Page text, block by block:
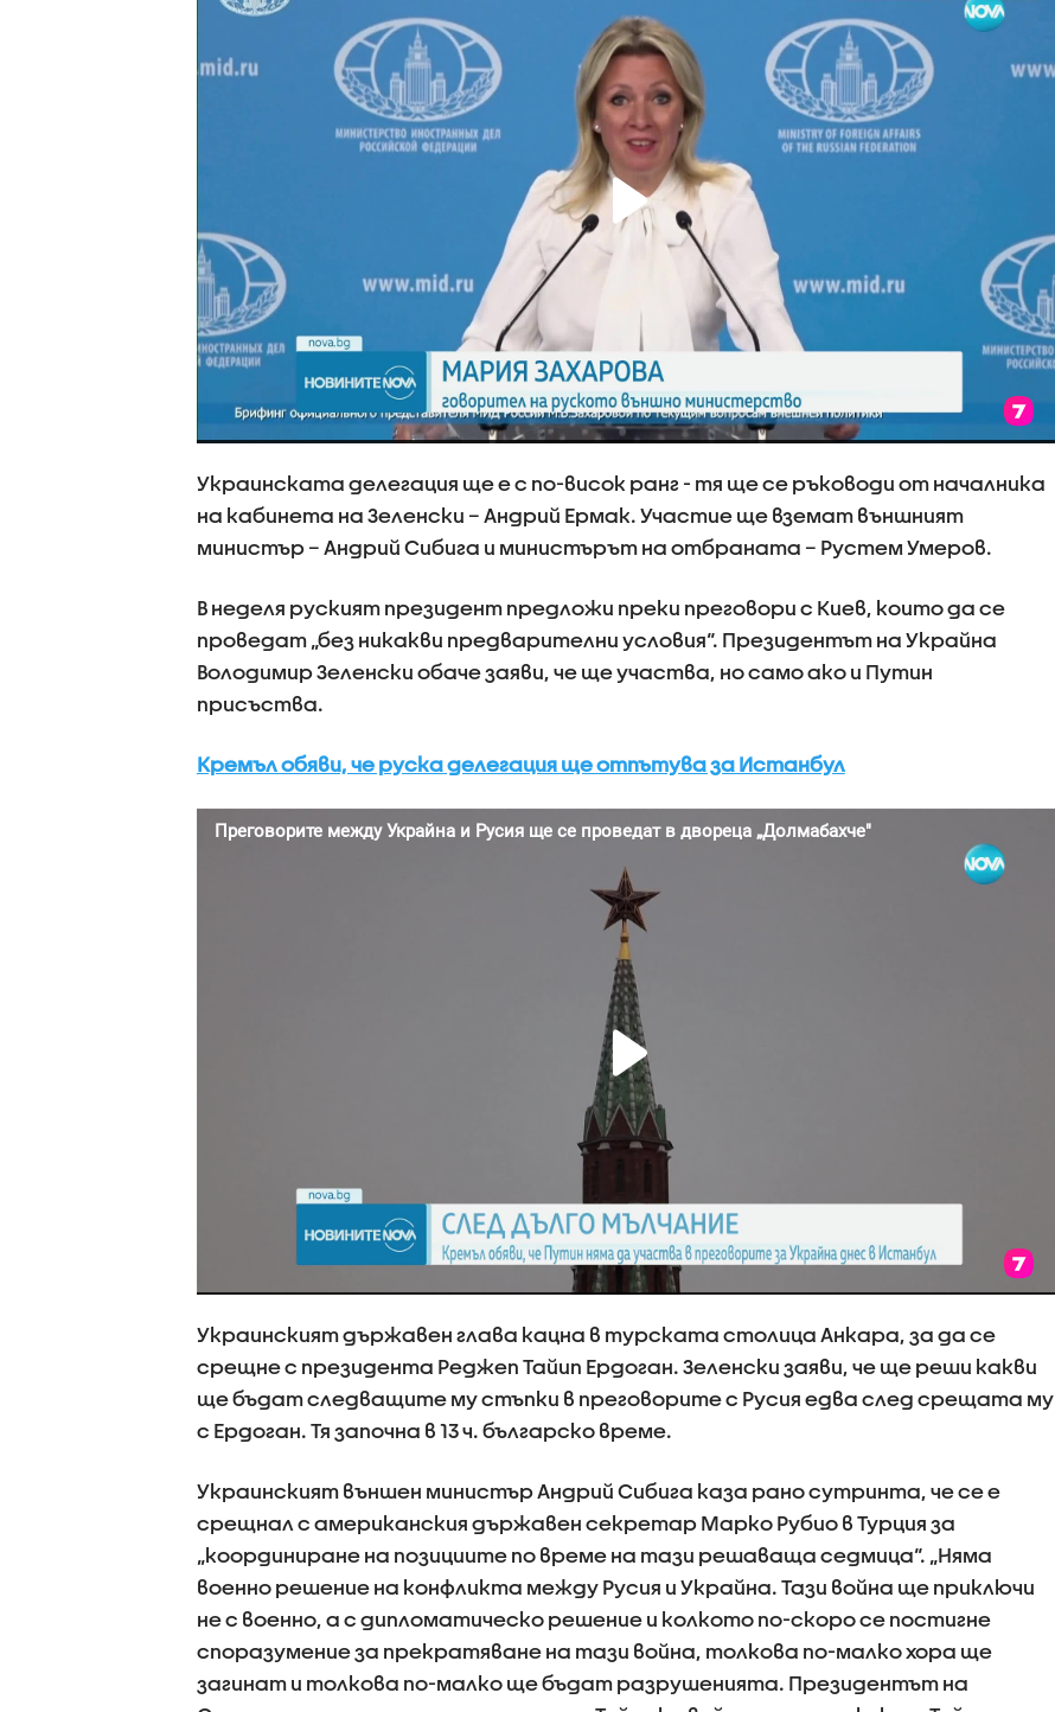
Украинската делегация ще е с по-висок ранг - тя ще се ръководи от началника
на кабинета на Зеленски – Андрий Ермак. Участие ще вземат външният
министър – Андрий Сибига и министърът на отбраната – Рустем Умеров.
В неделя руският президент предложи преки преговори с Киев, които да се
проведат „без никакви предварителни условия“. Президентът на Украйна
Володимир Зеленски обаче заяви, че ще участва, но само ако и Путин
присъства.
Кремъл обяви, че руска делегация ще отпътува за Истанбул
Украинският държавен глава кацна в турската столица Анкара, за да се
срещне с президента Реджеп Тайип Ердоган. Зеленски заяви, че ще реши какви
ще бъдат следващите му стъпки в преговорите с Русия едва след срещата му
с Ердоган. Тя започна в 13 ч. българско време.
Украинският външен министър Андрий Сибига каза рано сутринта, че се е
срещнал с американския държавен секретар Марко Рубио в Турция за
„координиране на позициите по време на тази решаваща седмица“. „Няма
военно решение на конфликта между Русия и Украйна. Тази война ще приключи
не с военно, а с дипломатическо решение и колкото по-скоро се постигне
споразумение за прекратяване на тази война, толкова по-малко хора ще
загинат и толкова по-малко ще бъдат разрушенията. Президентът на